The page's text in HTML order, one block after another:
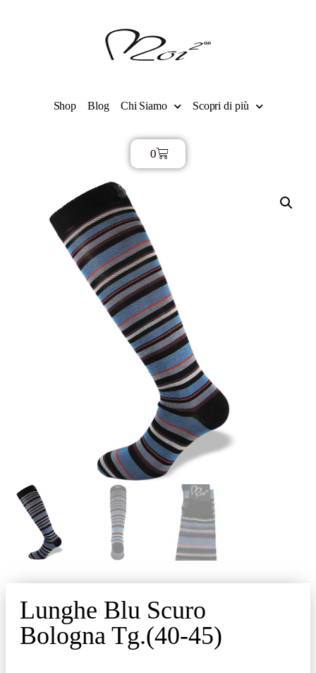
Shop Blog Chi Siamo Scopri di più
0
Lunghe Blu Scuro
Bologna Tg.(40-45)